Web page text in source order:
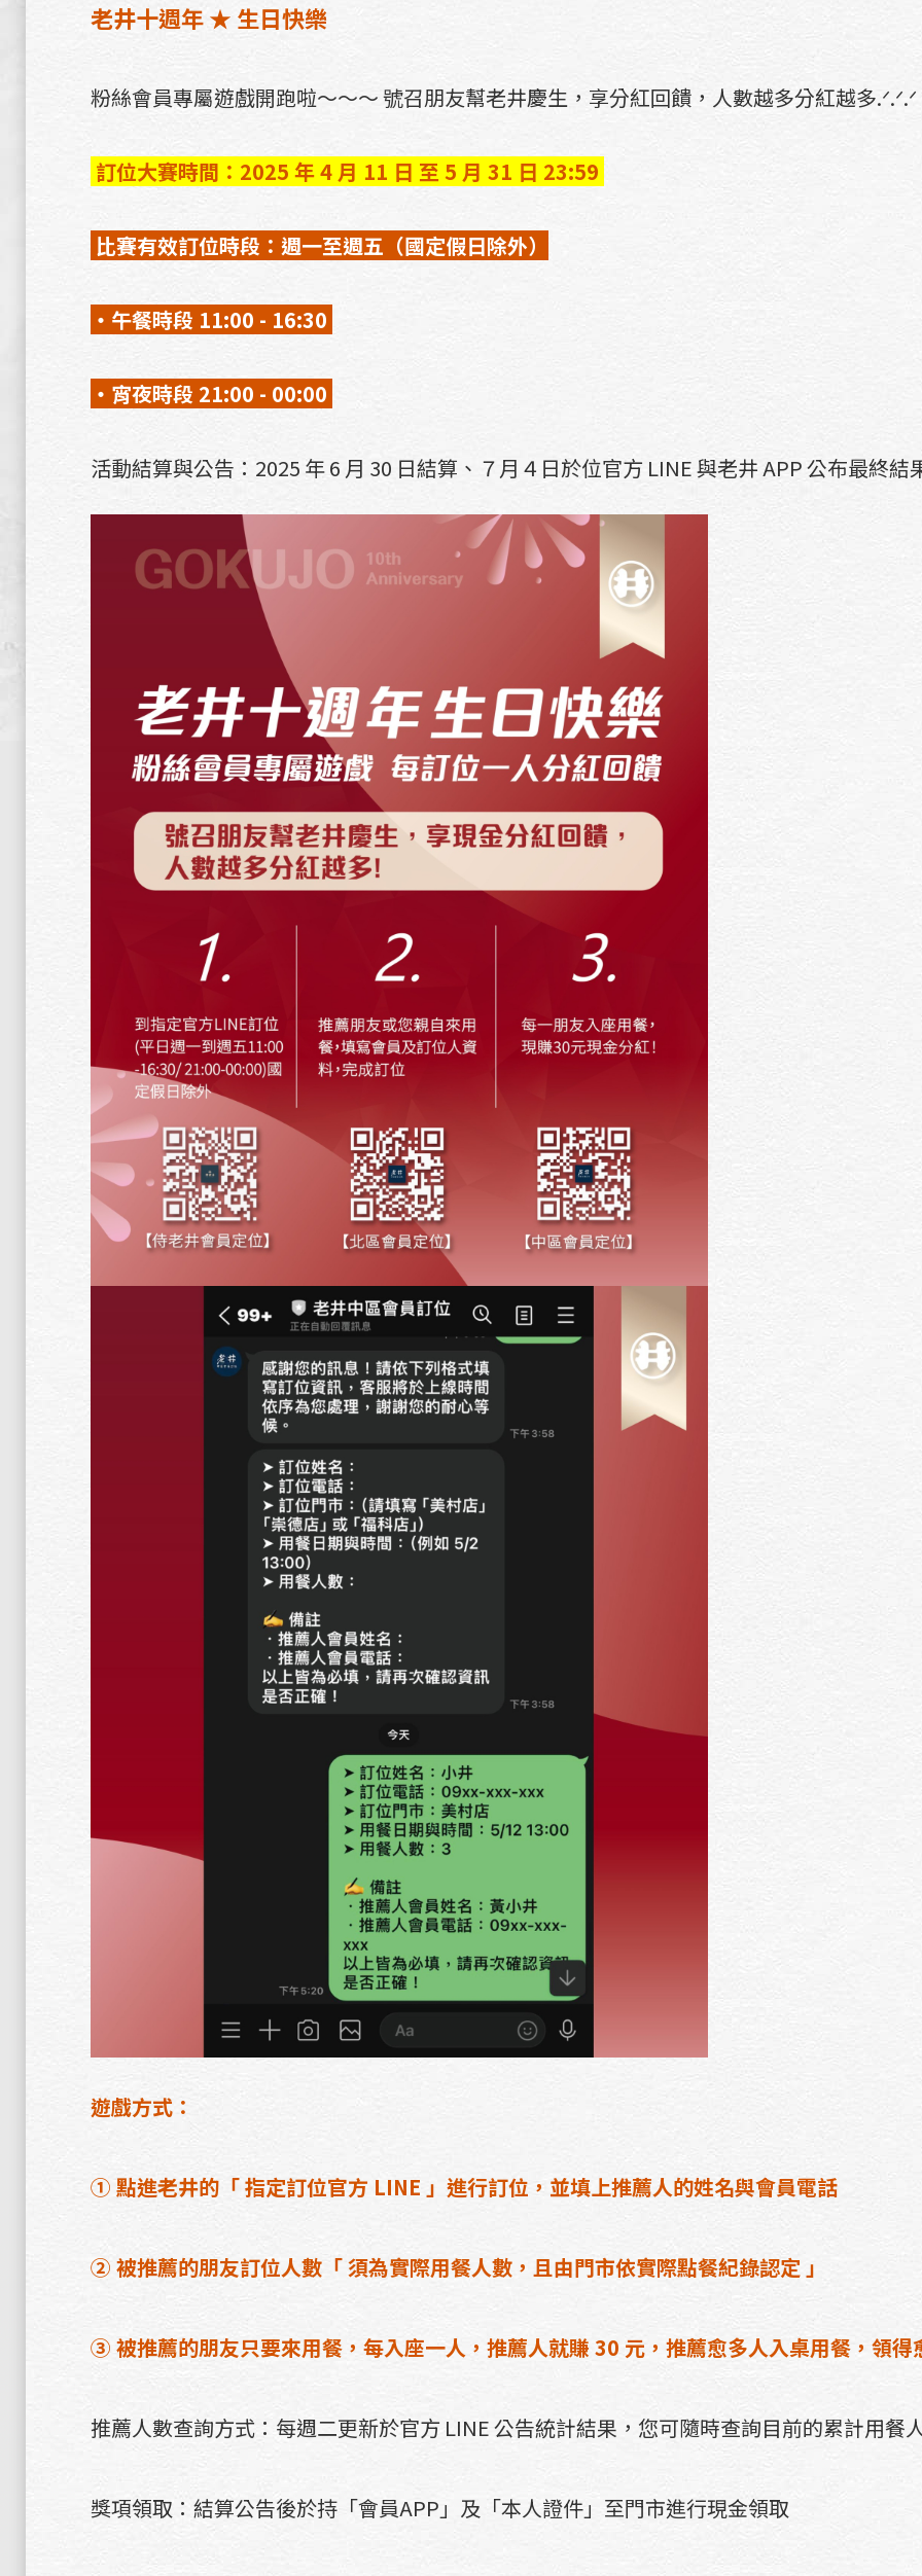
老井十週年 ★ 生日快樂
粉絲會員專屬遊戲開跑啦～～～ 號召朋友幫老井慶生，享分紅回饋，人數越多分紅越多.ᐟ.ᐟ.ᐟ
訂位大賽時間：2025 年 4 月 11 日 至 5 月 31 日 23:59
比賽有效訂位時段：週一至週五（國定假日除外）
・午餐時段 11:00 - 16:30
・宵夜時段 21:00 - 00:00
活動結算與公告：2025 年 6 月 30 日結算、７月４日於位官方 LINE 與老井 APP 公布最終結
遊戲方式：
① 點進老井的「 指定訂位官方 LINE 」進行訂位，並填上推薦人的姓名與會員電話
② 被推薦的朋友訂位人數「 須為實際用餐人數，且由門市依實際點餐紀錄認定 」
③ 被推薦的朋友只要來用餐，每入座一人，推薦人就賺 30 元，推薦愈多人入桌用餐，領得
推薦人數查詢方式：每週二更新於官方 LINE 公告統計結果，您可隨時查詢目前的累計用餐
獎項領取：結算公告後於持「會員APP」及「本人證件」至門市進行現金領取